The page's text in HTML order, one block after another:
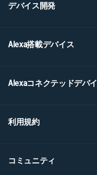
デバイス開発
Alexa搭載デバイス
Alexaコネクテッドデバ
利用規約
コミュニティ